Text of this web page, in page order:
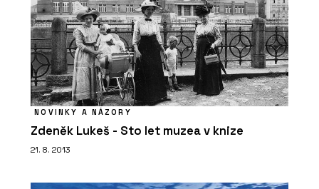
NOVINKY A NÁZORY
Zdeněk Lukeš - Sto let muzea v knize
21. 8. 2013